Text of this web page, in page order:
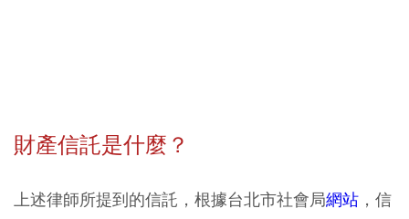
財產信託是什麼？
上述律師所提到的信託，根據台北市社會局網站 ，信